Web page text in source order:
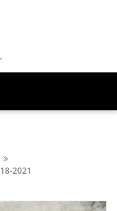
2021